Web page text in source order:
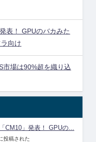
表！ GPUのバカみた
向け
市場は90%超を織り込
CM10」発表！ GPUの...
投稿された